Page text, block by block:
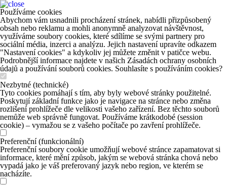
Používáme cookies
Abychom vám usnadnili procházení stránek, nabídli přizpůsobený
obsah nebo reklamu a mohli anonymně analyzovat návštěvnost,
využíváme soubory cookies, které sdílíme se svými partnery pro
sociální média, inzerci a analýzu. Jejich nastavení upravíte odkazem
"Nastavení cookies" a kdykoliv jej můžete změnit v patičce webu.
Podrobnější informace najdete v našich Zásadách ochrany osobních
údajů a používání souborů cookies. Souhlasíte s používáním cookies?
Nezbytné (technické)
Tyto cookies pomáhají s tím, aby byly webové stránky použitelné.
Poskytují základní funkce jako je navigace na stránce nebo změna
rozlišení prohlížeče dle velikosti vašeho zařízení. Bez těchto souborů
nemůže web správně fungovat. Používáme krátkodobé (session
cookie) – vymažou se z vašeho počítače po zavření prohlížeče.
Preferenční (funkcionální)
Preferenční soubory cookie umožňují webové stránce zapamatovat si
informace, které mění způsob, jakým se webová stránka chová nebo
vypadá jako je váš preferovaný jazyk nebo region, ve kterém se
nacházíte.